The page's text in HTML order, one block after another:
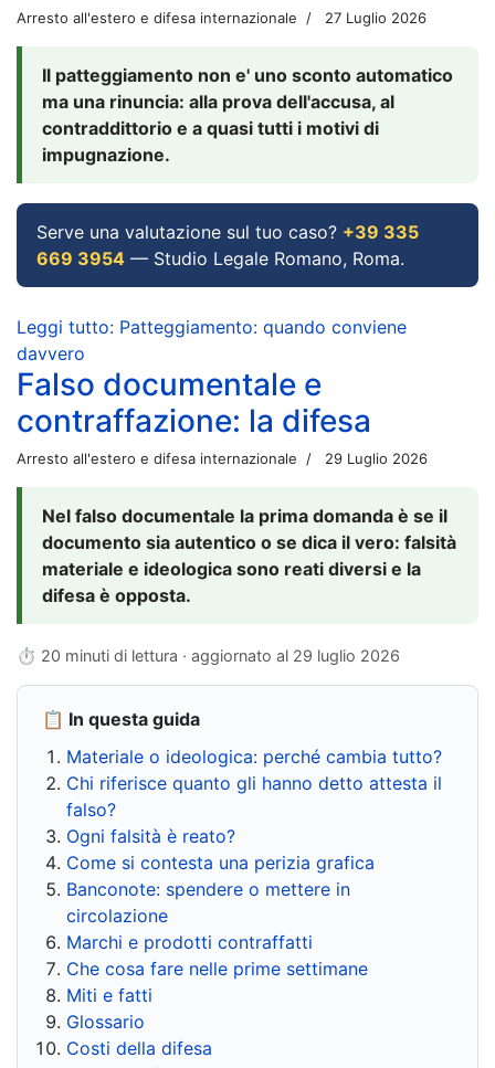
Arresto all'estero e difesa internazionale 27 Luglio 2026
Il patteggiamento non e' uno sconto automatico
ma una rinuncia: alla prova dell'accusa, al
contraddittorio e a quasi tutti i motivi di
impugnazione.
Serve una valutazione sul tuo caso? +39 335
669 3954 — Studio Legale Romano, Roma.
Leggi tutto: Patteggiamento: quando conviene
davvero
Falso documentale e
contraffazione: la difesa
Arresto all'estero e difesa internazionale 29 Luglio 2026
Nel falso documentale la prima domanda è se il
documento sia autentico o se dica il vero: falsità
materiale e ideologica sono reati diversi e la
difesa è opposta.
⏱ 20 minuti di lettura · aggiornato al 29 luglio 2026
📋 In questa guida
Materiale o ideologica: perché cambia tutto?
Chi riferisce quanto gli hanno detto attesta il
falso?
Ogni falsità è reato?
Come si contesta una perizia grafica
Banconote: spendere o mettere in
circolazione
Marchi e prodotti contraffatti
Che cosa fare nelle prime settimane
Miti e fatti
Glossario
Costi della difesa